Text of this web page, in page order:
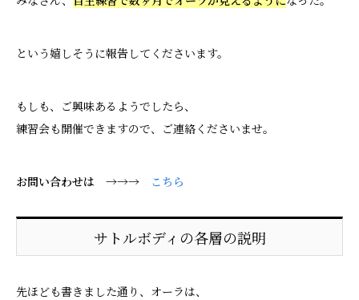
という嬉しそうに報告してくださいます。
もしも、ご興味あるようでしたら、
練習会も開催できますので、ご連絡くださいませ。
お問い合わせは →→→ こちら
サトルボディの各層の説明
先ほども書きました通り、オーラは、